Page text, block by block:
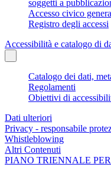
soggetti a
Accesso civico
Registro degli accessi
Accessibilità e catalogo di
Catalogo dei dati,
Regolamenti
Obiettivi di
Dati ulteriori
Privacy - responsabile
Whistleblowing
Altri Contenuti
PIANO TRIENNALE